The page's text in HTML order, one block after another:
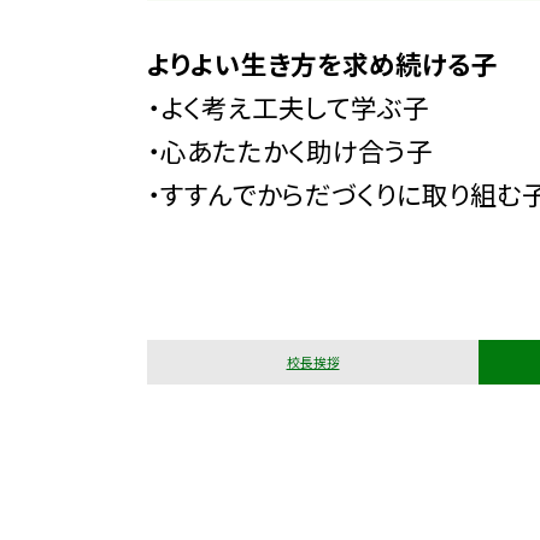
よりよい生き方を求め続ける子
・よく考え工夫して学ぶ子
・心あたたかく助け合う子
・すすんでからだづくりに取り組む
校長挨拶